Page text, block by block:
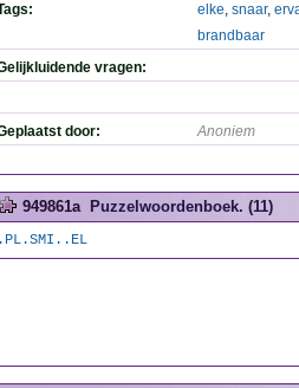
elke, snaar,
brandbaar
vragen:
door: Anoniem
949861a Puzzelwoordenboek. (11)
.PL.SMI..EL